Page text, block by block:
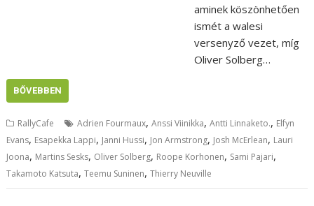
aminek köszönhetően
ismét a walesi
versenyző vezet, míg
Oliver Solberg…
BŐVEBBEN
RallyCafe Adrien Fourmaux,Anssi Viinikka,Antti Linnaketo., Elfyn
Evans, Esapekka Lappi, Janni Hussi, Jon Armstrong, Josh McErlean, Lauri
Joona, Martins Sesks, Oliver Solberg, Roope Korhonen, Sami Pajari,
Takamoto Katsuta,Teemu Suninen,Thierry Neuville